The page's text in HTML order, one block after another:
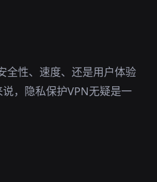
全性、速度、还是用户体验
，隐私保护VPN无疑是一